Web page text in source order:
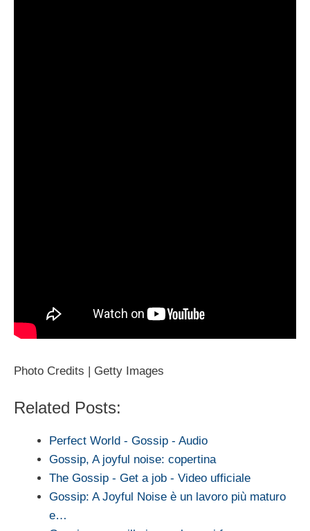
Photo Credits | Getty Images
Related Posts:
Perfect World - Gossip - Audio
Gossip, A joyful noise: copertina
The Gossip - Get a job - Video ufficiale
Gossip: A Joyful Noise è un lavoro più maturo
e…